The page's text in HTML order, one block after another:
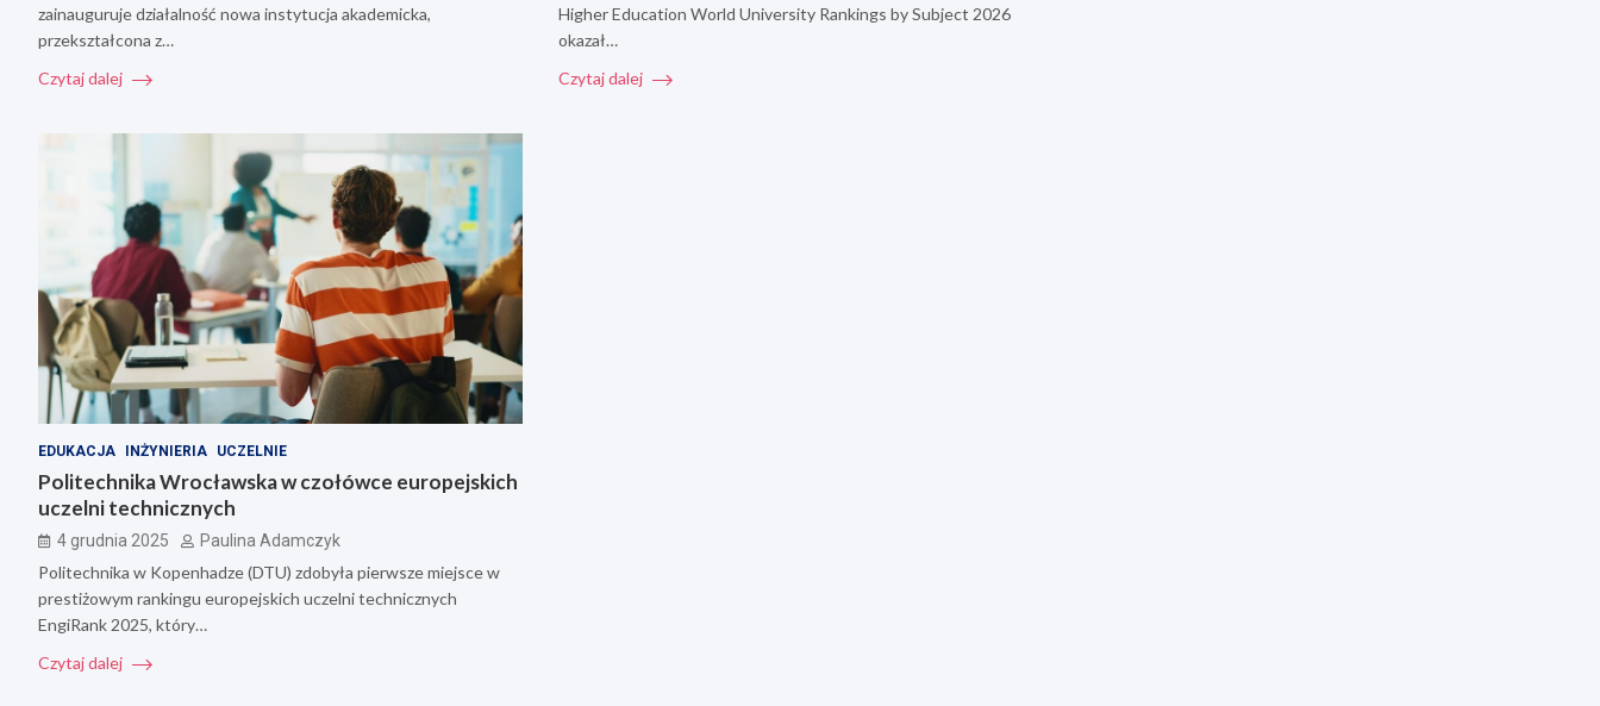
zainauguruje działalność nowa instytucja akademicka,
przekształcona z…
Czytaj dalej
Higher Education World University Rankings by Subject 2026
okazał…
Czytaj dalej
EDUKACJA INŻYNIERIA UCZELNIE
Politechnika Wrocławska w czołówce europejskich
uczelni technicznych
4 grudnia 2025 Paulina Adamczyk
Politechnika w Kopenhadze (DTU) zdobyła pierwsze miejsce w
prestiżowym rankingu europejskich uczelni technicznych
EngiRank 2025, który…
Czytaj dalej